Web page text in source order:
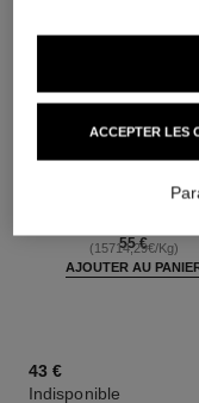
joues contraste
Fard à Joues
55 €
(15714,29€/Kg)
AJOUTER AU
43 €
Indisponible
ACCEPTER LES